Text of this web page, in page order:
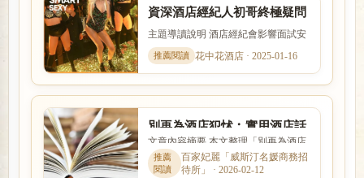
資深酒店經紀人初哥終極疑問
︰酒店小姐好不好把？
主題導讀說明 酒店經紀會影響面試安
排、工作介紹、薪資說明與新人安全
感。本文以「資深酒店經紀...
花中花酒店 · 2025-01-16
別再為酒店犯怵︰實用酒店話
術，你值得擁有
文章內容摘要 本文整理「別再為酒店
犯怵︰實用酒店話術，你值得擁有」
的核心重點，從新手最常遇...
百家妃麗「威斯汀名媛商務招
待所」 · 2026-02-12